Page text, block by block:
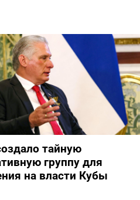
тайную
группу для
на власти Кубы